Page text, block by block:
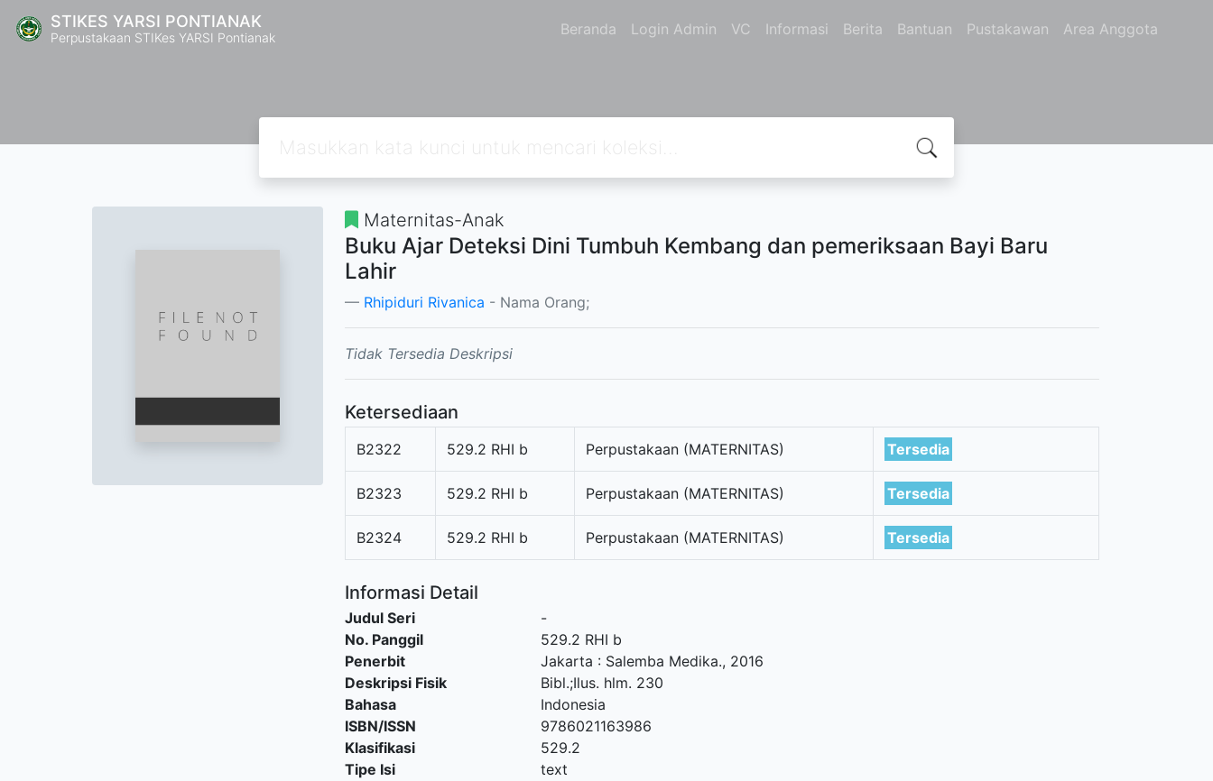
STIKES YARSI PONTIANAK
Perpustakaan STIKes YARSI Pontianak Beranda Login Admin VC Informasi Berita Bantuan Pustakawan Area Anggota
Maternitas-Anak
Buku Ajar Deteksi Dini Tumbuh Kembang dan pemeriksaan Bayi Baru
Lahir
Rhipiduri Rivanica - Nama Orang;
Tidak Tersedia Deskripsi
Ketersediaan
B2322 529.2 RHI b Perpustakaan (MATERNITAS) Tersedia
B2323 529.2 RHI b Perpustakaan (MATERNITAS) Tersedia
B2324 529.2 RHI b Perpustakaan (MATERNITAS) Tersedia
Informasi Detail
Judul Seri
-
No. Panggil
529.2 RHI b
Penerbit
Jakarta : Salemba Medika., 2016
Deskripsi Fisik
Bibl.;Ilus. hlm. 230
Bahasa
Indonesia
ISBN/ISSN
9786021163986
Klasifikasi
529.2
Tipe Isi
text